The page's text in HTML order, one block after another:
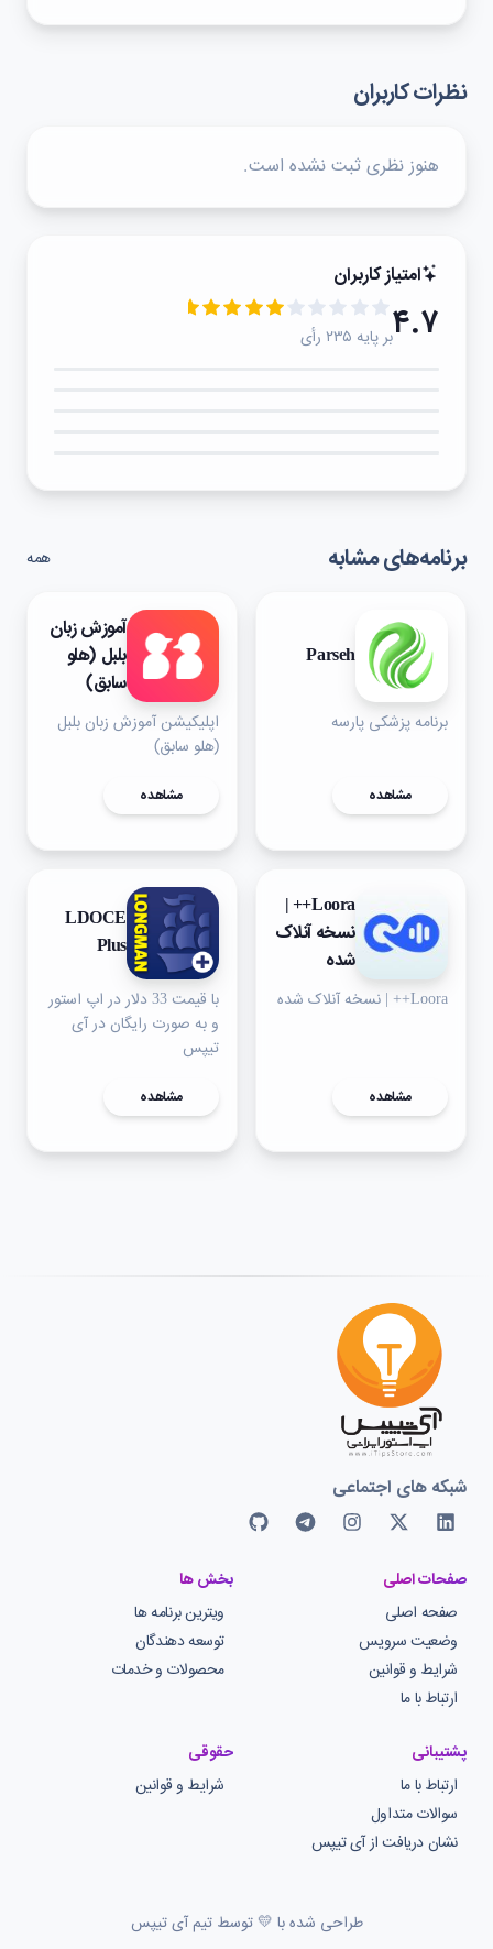
نظرات کاربران
هنوز نظری ثبت نشده است.
امتیاز کاربران
۴.۷بر پایه ۲۳۵ رأی
برنامه‌های مشابه همه
Parseh
برنامه پزشکی پارسه
مشاهده
آموزش زبان
بلبل (هلو
سابق)
اپلیکیشن آموزش زبان بلبل
(هلو سابق)
مشاهده
Loora++ |
نسخه آنلاک
شده
Loora++ | نسخه آنلاک شده
مشاهده
LDOCE
Plus
با قیمت 33 دلار در اپ استور
و به صورت رایگان در آی
تیپس
مشاهده
شبکه های اجتماعی
صفحات اصلی
صفحه اصلی
وضعیت سرویس
شرایط و قوانین
ارتباط با ما
بخش ها
ویترین برنامه ها
توسعه دهندگان
محصولات و خدمات
پشتیبانی
ارتباط با ما
سوالات متداول
نشان دریافت از آی تیپس
حقوقی
شرایط و قوانین
طراحی شده با 💛 توسط تیم آی تیپس